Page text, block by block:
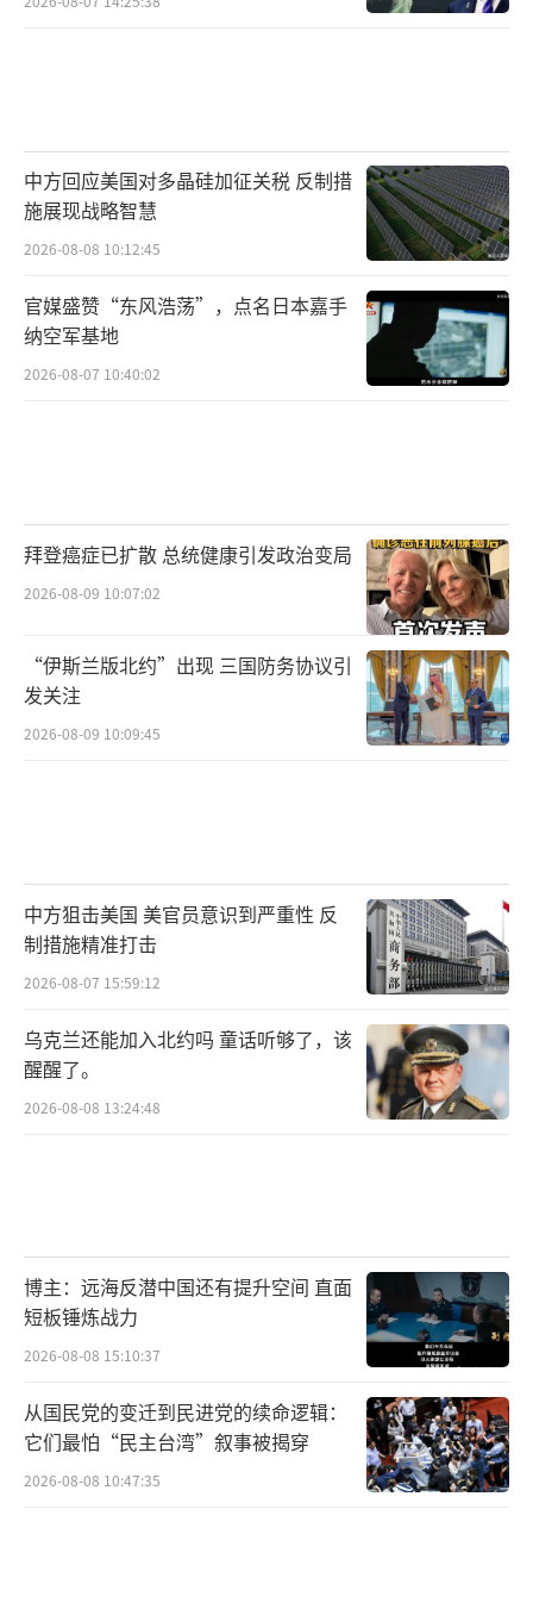
月将出现一系列价格上涨和商品短缺的情况。
“总统征收的高额进口税只是被推迟了，
而不是取消了。”美国全国广播公司（NBC）1
1日分析称，美国消费者很快将发现数码产品、
汽车及其零部件、玩具、服装以及部分食品将
让他们的钱包“痛苦万分”。
右。美媒指出，特朗普所倡导的“制造业回
流”并不能解决价格上涨的问题。根据美国投
行韦德布什证券公司分析师丹·艾夫斯的计
算，一部在美国本土制造iPhone售价可能高达
3500美元。
美国消费者并不愿意为政府的关税政策埋
税的目标。”
“脆弱的暂停”并未解决问题
“美国关税反转引发全球质疑。”《华尔
街日报》引述一些经济学家的观点认为，在过
去几天市场剧烈震荡后，美政府迅速做出让
步，这可能导致各方领导人在与美政府谈判时
题。马克龙强调：“90天暂停带来不确定性，
这种不确定性给跨大西洋企业造成了经济压
力。”加拿大总理卡尼10日也表示，该国正在
包括对钢铁和汽车的关税。卡尼说，这些措
施“旨在对美国造成最大程度的痛苦”。
中方回应美国对多晶硅加征关税 反制措
施展现战略智慧
2026-08-08 10:12:45
官媒盛赞“东风浩荡”，点名日本嘉手
纳空军基地
2026-08-07 10:40:02
拜登癌症已扩散 总统健康引发政治变局
2026-08-09 10:07:02
“伊斯兰版北约”出现 三国防务协议引
发关注
2026-08-09 10:09:45
中方狙击美国 美官员意识到严重性 反
制措施精准打击
2026-08-07 15:59:12
乌克兰还能加入北约吗 童话听够了，该
醒醒了。
2026-08-08 13:24:48
博主：远海反潜中国还有提升空间 直面
短板锤炼战力
2026-08-08 15:10:37
从国民党的变迁到民进党的续命逻辑：
它们最怕“民主台湾”叙事被揭穿
2026-08-08 10:47:35